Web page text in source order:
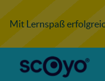
Mit Lernspaß